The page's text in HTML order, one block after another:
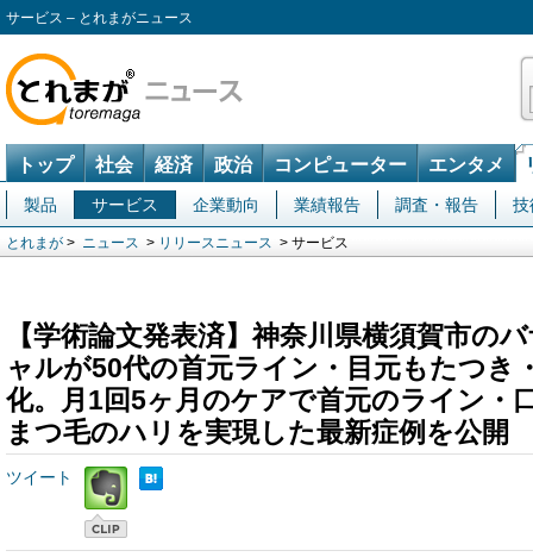
サービス – とれまがニュース
トップ 社会 経済 政治 コンピューター エンタメ
製品 サービス 企業動向 業績報告 調査・報告 技
とれまが > ニュース > リリースニュース > サービス
【学術論文発表済】神奈川県横須賀市の
ャルが50代の首元ライン・目元もたつき
化。月1回5ヶ月のケアで首元のライン・
まつ毛のハリを実現した最新症例を公開
ツイート